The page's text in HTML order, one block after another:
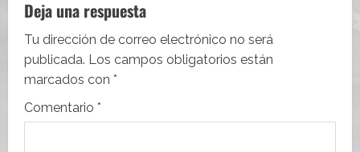
c
i
ó
Deja una respuesta
Tu dirección de correo electrónico no será
publicada. Los campos obligatorios están
marcados con *
Comentario *